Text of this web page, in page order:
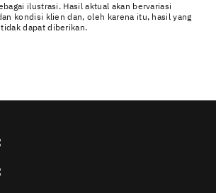
ilustrasi. Hasil aktual akan bervariasi
kondisi klien dan, oleh karena itu, hasil yang
dapat diberikan.